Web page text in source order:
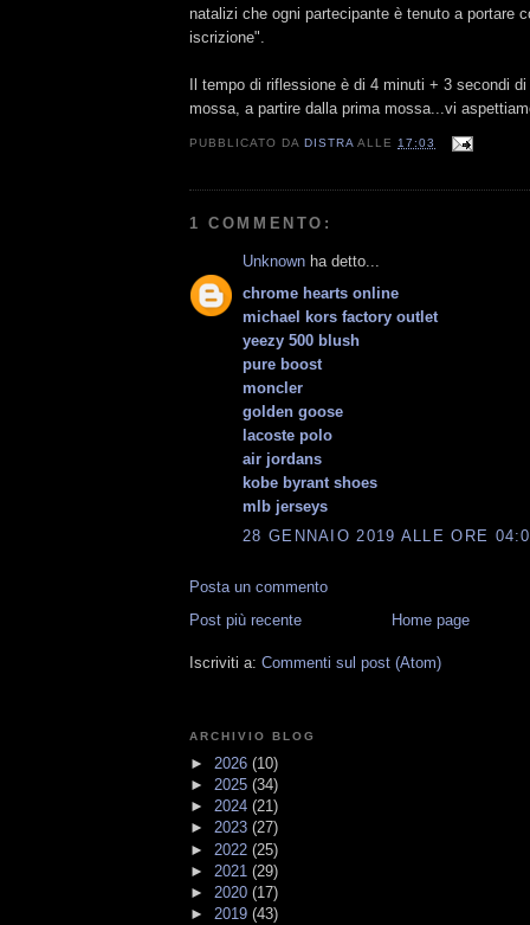
natalizi che ogni partecipante è tenuto a portare
iscrizione".
Il tempo di riflessione è di 4 minuti + 3 secondi
mossa, a partire dalla prima mossa...vi
PUBBLICATO DA DISTRA ALLE17:03
1 COMMENTO:
Unknown ha detto...
chrome hearts online
michael kors factory outlet
yeezy 500 blush
pure boost
moncler
golden goose
lacoste polo
air jordans
kobe byrant shoes
mlb jerseys
28 GENNAIO 2019 ALLE ORE
Posta un commento
Post più recente
Home page
Iscriviti a: Commenti sul post (Atom)
ARCHIVIO BLOG
► 2026 (10)
► 2025 (34)
► 2024 (21)
► 2023 (27)
► 2022 (25)
► 2021 (29)
► 2020 (17)
► 2019 (43)